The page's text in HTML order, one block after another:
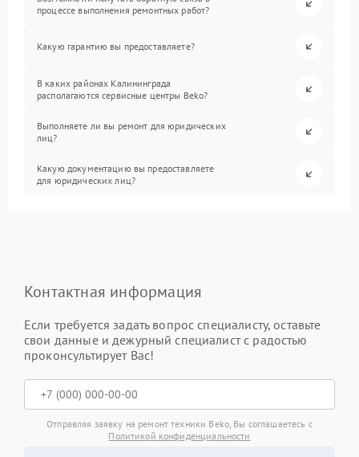
процессе выполнения ремонтных работ?
Какую гарантию вы предоставляете?
В каких районах Калининграда
располагаются сервисные центры Beko?
Выполняете ли вы ремонт для юридических
лиц?
Какую документацию вы предоставляете
для юридических лиц?
Контактная информация
Если требуется задать вопрос специалисту, оставьте
свои данные и дежурный специалист с радостью
проконсультирует Вас!
Отправляя заявку на ремонт техники Beko, Вы соглашаетесь с
Политикой конфиденциальности